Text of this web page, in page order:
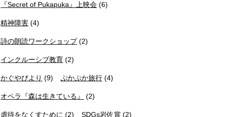
『Secret of Pukapuka』上映会 (6)
精神障害 (4)
詩の朗読ワークショップ(2)
インクルーシブ教育 (2)
かぐやびより (9) ぷかぷか旅行(4)
オペラ『森は生きている』 (2)
虐待をなくすために (2) SDGs岩佐賞(2)